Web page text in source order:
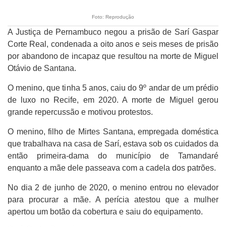
Foto: Reprodução
A Justiça de Pernambuco negou a prisão de Sarí Gaspar
Corte Real, condenada a oito anos e seis meses de prisão
por abandono de incapaz que resultou na morte de Miguel
Otávio de Santana.
O menino, que tinha 5 anos, caiu do 9º andar de um prédio
de luxo no Recife, em 2020. A morte de Miguel gerou
grande repercussão e motivou protestos.
O menino, filho de Mirtes Santana, empregada doméstica
que trabalhava na casa de Sarí, estava sob os cuidados da
então primeira-dama do município de Tamandaré
enquanto a mãe dele passeava com a cadela dos patrões.
No dia 2 de junho de 2020, o menino entrou no elevador
para procurar a mãe. A perícia atestou que a mulher
apertou um botão da cobertura e saiu do equipamento.